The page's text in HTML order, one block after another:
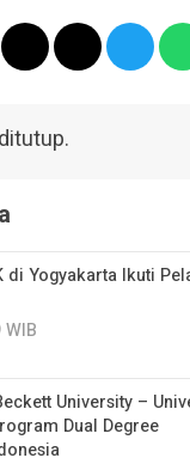
di Yogyakarta Ikuti
University –
Dual Degree